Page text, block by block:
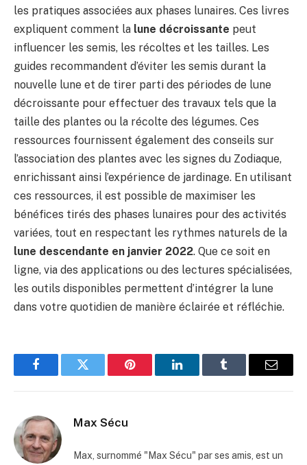
les pratiques associées aux phases lunaires. Ces livres
expliquent comment la lune décroissante peut
influencer les semis, les récoltes et les tailles. Les
guides recommandent d’éviter les semis durant la
nouvelle lune et de tirer parti des périodes de lune
décroissante pour effectuer des travaux tels que la
taille des plantes ou la récolte des légumes. Ces
ressources fournissent également des conseils sur
l’association des plantes avec les signes du Zodiaque,
enrichissant ainsi l’expérience de jardinage. En utilisant
ces ressources, il est possible de maximiser les
bénéfices tirés des phases lunaires pour des activités
variées, tout en respectant les rythmes naturels de la
lune descendante en janvier 2022. Que ce soit en
ligne, via des applications ou des lectures spécialisées,
les outils disponibles permettent d’intégrer la lune
dans votre quotidien de manière éclairée et réfléchie.
FacebookTwitter Pinterest LinkedInTumblr Email
Max Sécu
Max, surnommé "Max Sécu" par ses amis, est un